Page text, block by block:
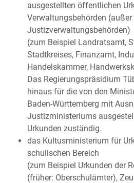
ausgestellten öffentlichen
Verwaltungsbehörden (außer
Justizverwaltungsbehörden)
(zum Beispiel Landratsamt,
Stadtkreises, Finanzamt,
Handelskammer,
Das Regierungspräsidium
hinaus für die von den
Baden-Württemberg mit
Justizministeriums
Urkunden zuständig.
das Kultusministerium für
schulischen Bereich
(zum Beispiel Urkunden der
(früher: Oberschulämter),